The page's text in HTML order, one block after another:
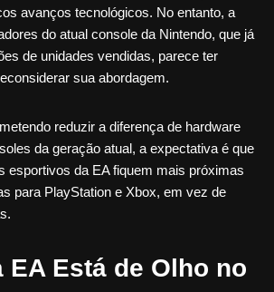
avanços tecnológicos. No entanto, a
do atual console da Nintendo, que já
de unidades vendidas, parece ter
sua abordagem.
reduzir a diferença de hardware
da geração atual, a expectativa é que
esportivos da EA fiquem mais próximas
para PlayStation e Xbox, em vez de
EA Está de Olho no